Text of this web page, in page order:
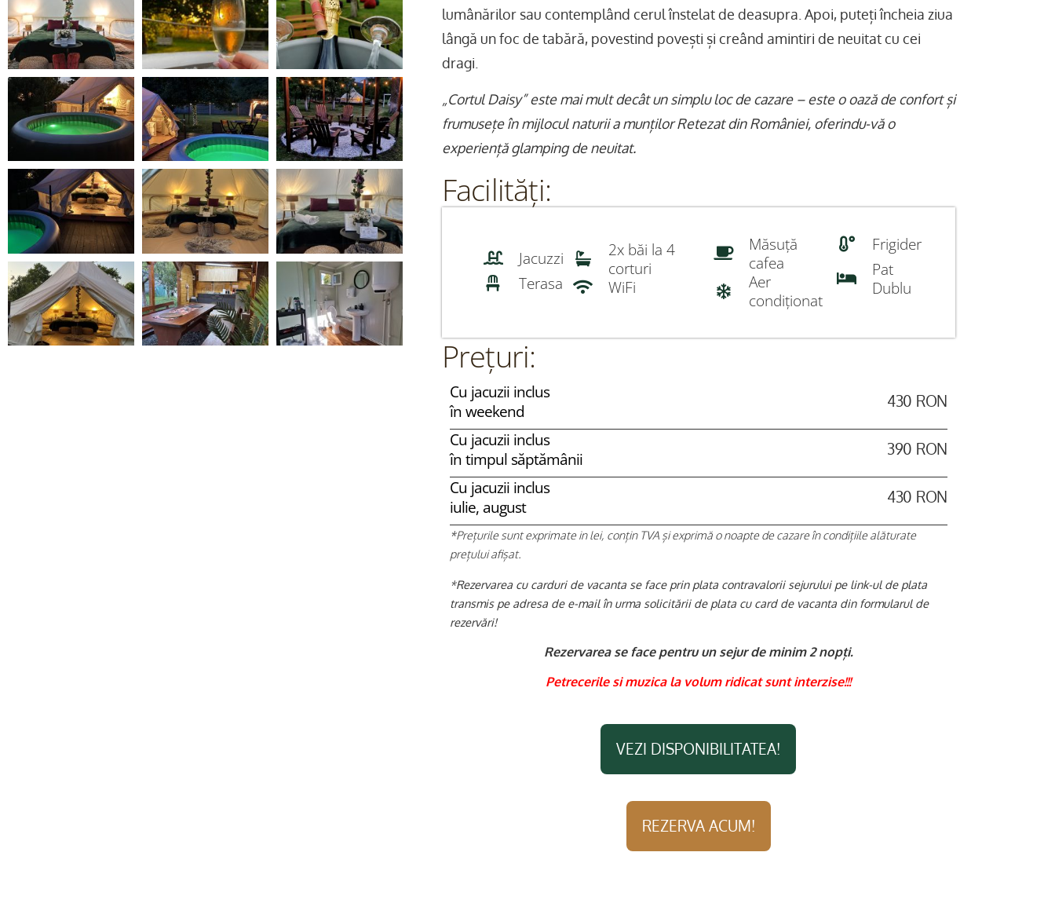
lumânărilor sau contemplând cerul înstelat de deasupra. Apoi, puteți încheia ziua
lângă un foc de tabără, povestind povești și creând amintiri de neuitat cu cei
dragi.
„Cortul Daisy” este mai mult decât un simplu loc de cazare – este o oază de confort și
frumusețe în mijlocul naturii a munților Retezat din României, oferindu-vă o
experiență glamping de neuitat.
Facilități:
Jacuzzi
Terasa
2x băi la 4
corturi
WiFi
Măsuță
cafea
Aer
condiționat
Frigider
Pat
Dublu
Prețuri:
Cu jacuzii inclus
în weekend
430 RON
Cu jacuzii inclus
în timpul săptămânii
390 RON
Cu jacuzii inclus
iulie, august
430 RON
*Prețurile sunt exprimate in lei, conțin TVA și exprimă o noapte de cazare în condițiile alăturate
prețului afișat.
*Rezervarea cu carduri de vacanta se face prin plata contravalorii sejurului pe link-ul de plata
transmis pe adresa de e-mail în urma solicitării de plata cu card de vacanta din formularul de
rezervări!
Rezervarea se face pentru un sejur de minim 2 nopți.
Petrecerile si muzica la volum ridicat sunt interzise!!!
VEZI DISPONIBILITATEA!
REZERVA ACUM!